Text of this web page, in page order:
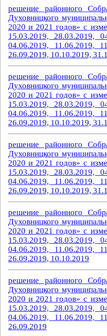
решение районного
Духовницкого
2020 и 2021 годов» с
15.03.2019, 28.03.2019,
04.06.2019, 11.06.2019,
26.09.2019, 10.10.2019,
решение районного
Духовницкого
2020 и 2021 годов» с
15.03.2019, 28.03.2019,
04.06.2019, 11.06.2019,
26.09.2019, 10.10.2019,
решение районного
Духовницкого
2020 и 2021 годов» с
15.03.2019, 28.03.2019,
04.06.2019, 11.06.2019,
26.09.2019, 10.10.2019,
решение районного
Духовницкого
2020 и 2021 годов» с
15.03.2019, 28.03.2019,
04.06.2019, 11.06.2019,
26.09.2019, 10.10.2019
решение районного
Духовницкого
2020 и 2021 годов» с
15.03.2019, 28.03.2019,
04.06.2019, 11.06.2019,
26.09.2019